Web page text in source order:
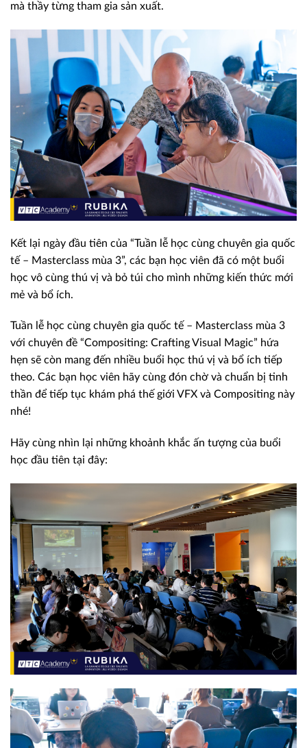
mà thầy từng tham gia sản xuất.
Kết lại ngày đầu tiên của “Tuần lễ học cùng chuyên gia quốc
tế – Masterclass mùa 3”, các bạn học viên đã có một buổi
học vô cùng thú vị và bỏ túi cho mình những kiến thức mới
mẻ và bổ ích.
Tuần lễ học cùng chuyên gia quốc tế – Masterclass mùa 3
với chuyên đề “Compositing: Crafting Visual Magic” hứa
hẹn sẽ còn mang đến nhiều buổi học thú vị và bổ ích tiếp
theo. Các bạn học viên hãy cùng đón chờ và chuẩn bị tinh
thần để tiếp tục khám phá thế giới VFX và Compositing này
nhé!
Hãy cùng nhìn lại những khoảnh khắc ấn tượng của buổi
học đầu tiên tại đây: